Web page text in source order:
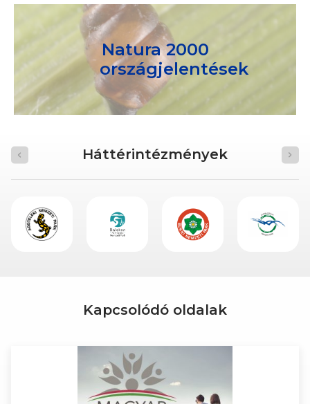
Natura 2000
országjelentések
Háttérintézmények
Kapcsolódó oldalak